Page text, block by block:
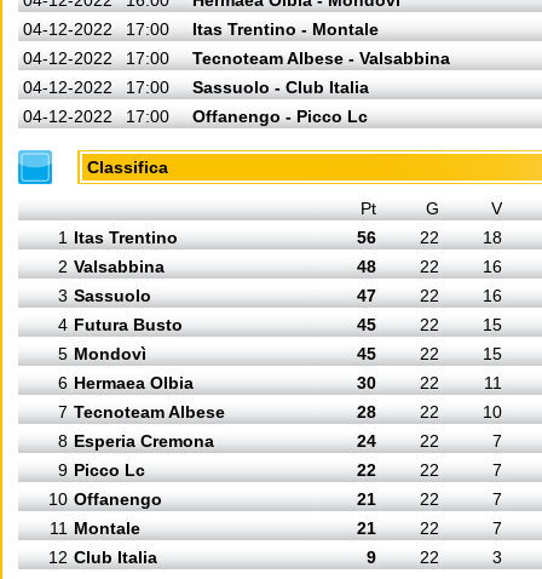
04-12-2022
17:00
Itas Trentino - Montale
04-12-2022
17:00
Tecnoteam Albese - Valsabbina
04-12-2022
17:00
Sassuolo - Club Italia
04-12-2022
17:00 Offanengo - Picco Lc
Classifica
Pt G
V
1 Itas Trentino 56 22
18
2 Valsabbina 48 22
16
3 Sassuolo 47 22
16
4 Futura Busto 45 22
15
5 Mondovì 45 22
15
6 Hermaea Olbia 30 22
11
7 Tecnoteam Albese 28 22
10
8 Esperia Cremona 24 22
7
9 Picco Lc 22 22
7
10 Offanengo 21 22
7
11 Montale 21 22
7
12 Club Italia 9 22 3